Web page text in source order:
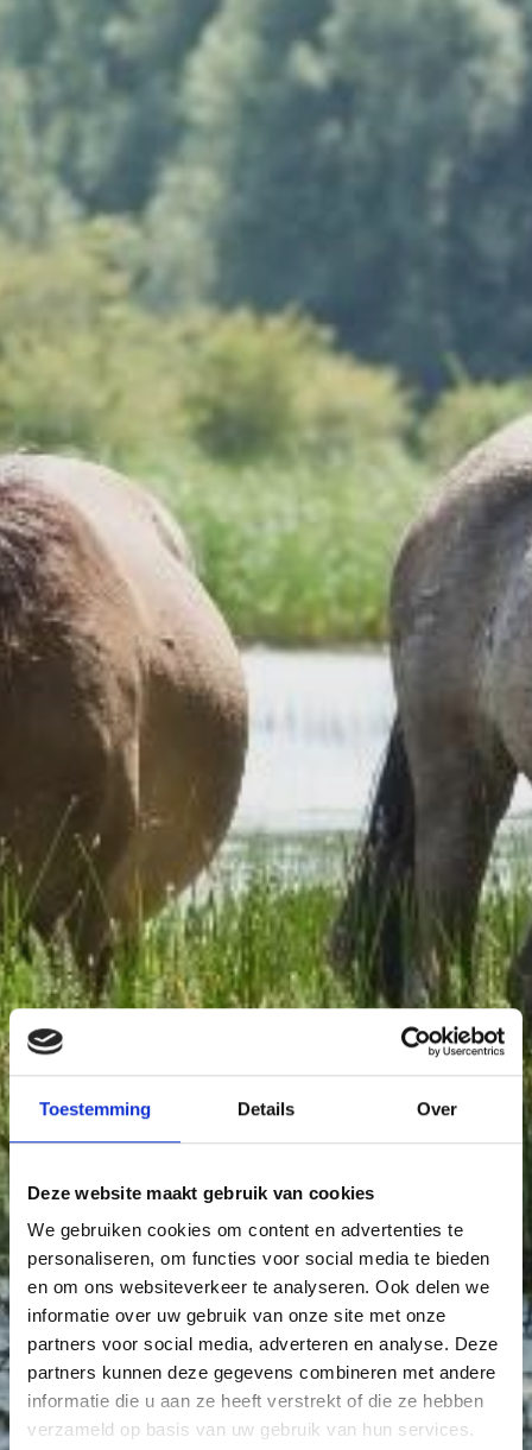
Toestemming Details Over
Deze website maakt gebruik van cookies
We gebruiken cookies om content en advertenties te
personaliseren, om functies voor social media te bieden
en om ons websiteverkeer te analyseren. Ook delen we
informatie over uw gebruik van onze site met onze
partners voor social media, adverteren en analyse. Deze
partners kunnen deze gegevens combineren met andere
informatie die u aan ze heeft verstrekt of die ze hebben
verzameld op basis van uw gebruik van hun services.